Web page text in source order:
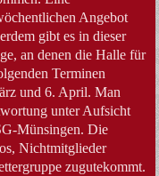
Angebot
gibt es in dieser
an denen die Halle für
Terminen
und 6. April. Man
unter Aufsicht
Münsingen. Die
Nichtmitglieder
zugutekommt.